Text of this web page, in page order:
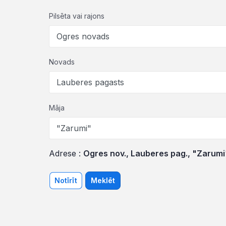
Pilsēta vai rajons
Novads
Māja
Adrese : Ogres nov., Lauberes pag.,
Notīrīt Meklēt